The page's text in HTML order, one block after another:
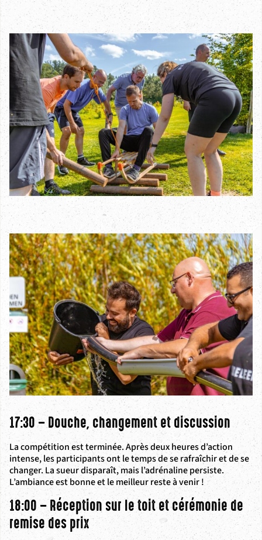
17:30 – Douche, changement et discussion
La compétition est terminée. Après deux heures d’action
intense, les participants ont le temps de se rafraîchir et de se
changer. La sueur disparaît, mais l’adrénaline persiste.
L’ambiance est bonne et le meilleur reste à venir !
18:00 – Réception sur le toit et cérémonie de
remise des prix